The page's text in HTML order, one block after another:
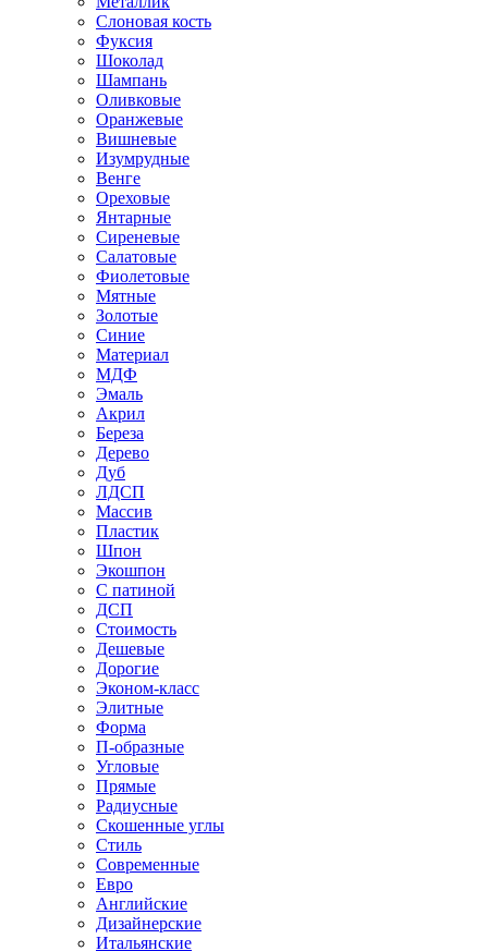
Слоновая кость
Фуксия
Шоколад
Шампань
Оливковые
Оранжевые
Вишневые
Изумрудные
Венге
Ореховые
Янтарные
Сиреневые
Салатовые
Фиолетовые
Мятные
Золотые
Синие
Материал
МДФ
Эмаль
Акрил
Береза
Дерево
Дуб
ЛДСП
Массив
Пластик
Шпон
Экошпон
С патиной
ДСП
Стоимость
Дешевые
Дорогие
Эконом-класс
Элитные
Форма
П-образные
Угловые
Прямые
Радиусные
Скошенные углы
Стиль
Современные
Евро
Английские
Дизайнерские
Итальянские